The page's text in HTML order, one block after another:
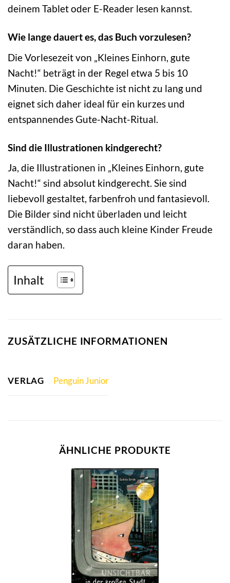
deinem Tablet oder E-Reader lesen kannst.
Wie lange dauert es, das Buch vorzulesen?
Die Vorlesezeit von „Kleines Einhorn, gute
Nacht!“ beträgt in der Regel etwa 5 bis 10
Minuten. Die Geschichte ist nicht zu lang und
eignet sich daher ideal für ein kurzes und
entspannendes Gute-Nacht-Ritual.
Sind die Illustrationen kindgerecht?
Ja, die Illustrationen in „Kleines Einhorn, gute
Nacht!“ sind absolut kindgerecht. Sie sind
liebevoll gestaltet, farbenfroh und fantasievoll.
Die Bilder sind nicht überladen und leicht
verständlich, so dass auch kleine Kinder Freude
daran haben.
Inhalt
ZUSÄTZLICHE INFORMATIONEN
VERLAG Penguin Junior
ÄHNLICHE PRODUKTE